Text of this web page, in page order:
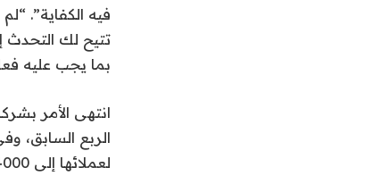
فيه الكفاية”.
تتيح لك التحدث
بما يجب عليه